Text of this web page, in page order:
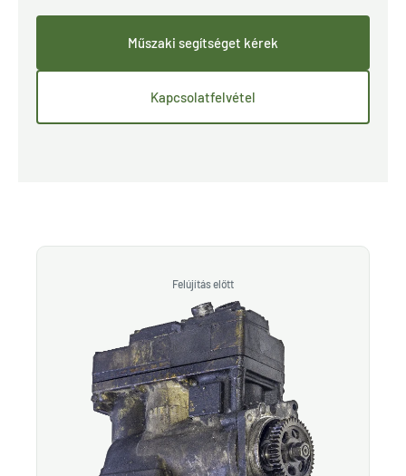
Műszaki segítséget kérek
Kapcsolatfelvétel
Felújítás előtt